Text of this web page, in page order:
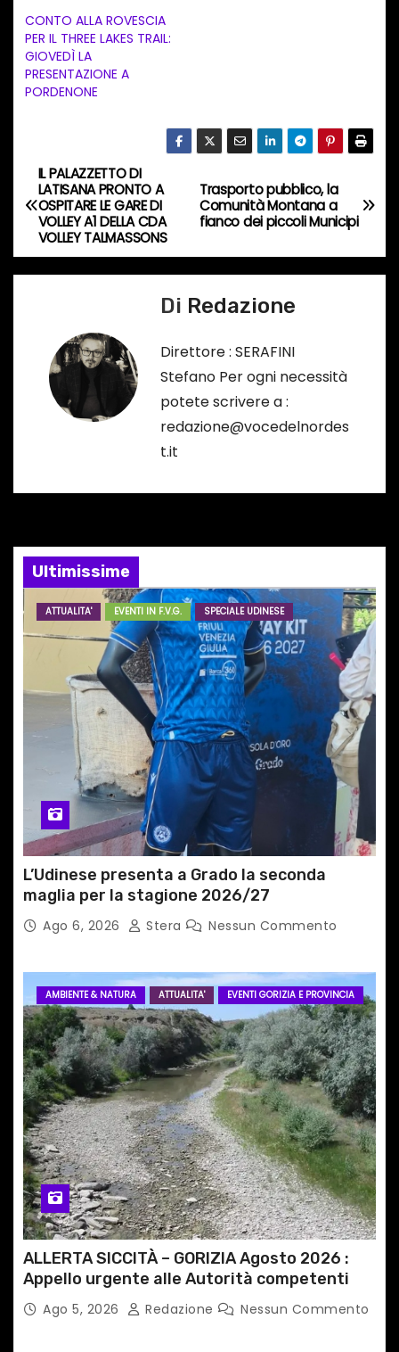
t
o
i
r
s
o
…
CONTO ALLA ROVESCIA
PER IL THREE LAKES TRAIL:
GIOVEDÌ LA
PRESENTAZIONE A
PORDENONE
N
a
v
e
a
r
c
l
i
Trasporto pubblico, la
Comunità Montana a
fianco dei piccoli Municipi
IL PALAZZETTO DI
LATISANA PRONTO A
OSPITARE LE GARE DI
VOLLEY A1 DELLA CDA
VOLLEY TALMASSONS
Di Redazione
Direttore : SERAFINI
Stefano Per ogni necessità
potete scrivere a :
redazione@vocedelnordes
t.it
Ultimissime
ATTUALITA' EVENTI IN F.V.G. SPECIALE UDINESE
L’Udinese presenta a Grado la seconda
maglia per la stagione 2026/27
Ago 6, 2026 Stera Nessun Commento
AMBIENTE & NATURA ATTUALITA' EVENTI GORIZIA E PROVINCIA
ALLERTA SICCITÀ – GORIZIA Agosto 2026 :
Appello urgente alle Autorità competenti
Ago 5, 2026 Redazione Nessun Commento